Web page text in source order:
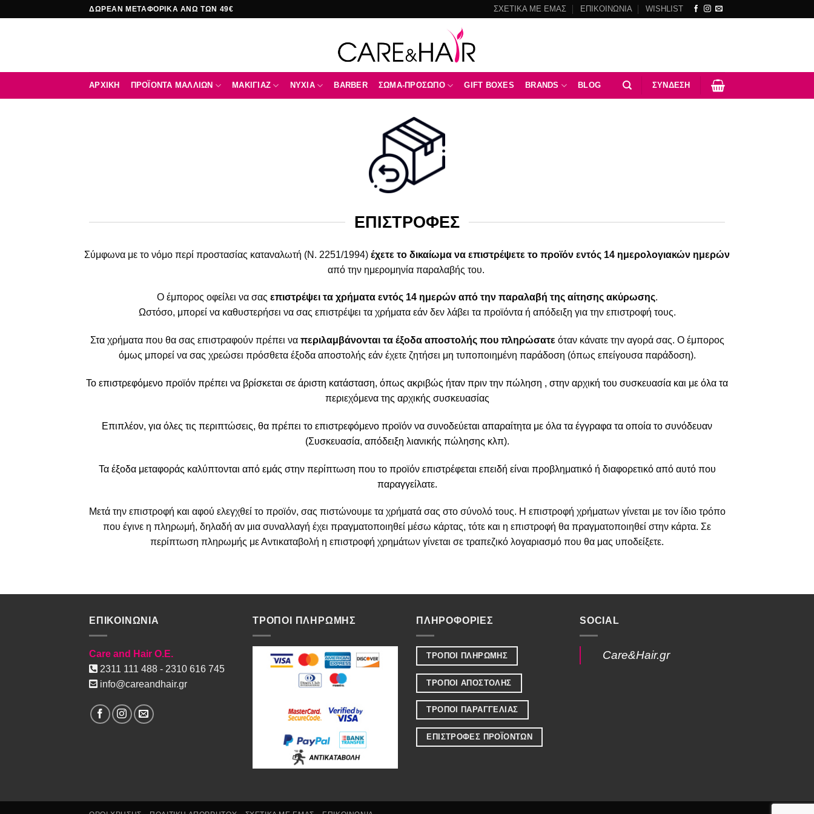
ΔΩΡΕΑΝ ΜΕΤΑΦΟΡΙΚΑ ΑΝΩ ΤΩΝ 49€ ΣΧΕΤΙΚΑ ΜΕ ΕΜΑΣ ΕΠΙΚΟΙΝΩΝΙΑ WISHLIST
ΑΡΧΙΚΉ ΠΡΟΪΟΝΤΑ ΜΑΛΛΙΩΝ ΜΑΚΙΓΙΑΖ NYXIA BARBER ΣΩΜΑ-ΠΡΟΣΩΠΟ GIFT BOXES BRANDS BLOG ΣΎΝΔΕΣΗ
ΕΠΙΣΤΡΟΦΕΣ
Σύμφωνα με το νόμο περί προστασίας καταναλωτή (Ν. 2251/1994) έχετε το δικαίωμα να επιστρέψετε το προϊόν εντός 14 ημερολογιακών ημερών
από την ημερομηνία παραλαβής του.
Ο έμπορος οφείλει να σας επιστρέψει τα χρήματα εντός 14 ημερών από την παραλαβή της αίτησης ακύρωσης.
Ωστόσο, μπορεί να καθυστερήσει να σας επιστρέψει τα χρήματα εάν δεν λάβει τα προϊόντα ή απόδειξη για την επιστροφή τους.
Στα χρήματα που θα σας επιστραφούν πρέπει να περιλαμβάνονται τα έξοδα αποστολής που πληρώσατεόταν κάνατε την αγορά σας. Ο έμπορος
όμως μπορεί να σας χρεώσει πρόσθετα έξοδα αποστολής εάν έχετε ζητήσει μη τυποποιημένη παράδοση (όπως επείγουσα παράδοση).
Το επιστρεφόμενο προϊόν πρέπει να βρίσκεται σε άριστη κατάσταση, όπως ακριβώς ήταν πριν την πώληση , στην αρχική του συσκευασία και με όλα τα
περιεχόμενα της αρχικής συσκευασίας
Επιπλέον, για όλες τις περιπτώσεις, θα πρέπει το επιστρεφόμενο προϊόν να συνοδεύεται απαραίτητα με όλα τα έγγραφα τα οποία το συνόδευαν
(Συσκευασία, απόδειξη λιανικής πώλησης κλπ).
Τα έξοδα μεταφοράς καλύπτονται από εμάς στην περίπτωση που το προϊόν επιστρέφεται επειδή είναι προβληματικό ή διαφορετικό από αυτό που
παραγγείλατε.
Μετά την επιστροφή και αφού ελεγχθεί το προϊόν, σας πιστώνουμε τα χρήματά σας στο σύνολό τους. H επιστροφή χρήματων γίνεται με τον ίδιο τρόπο
που έγινε η πληρωμή, δηλαδή αν μια συναλλαγή έχει πραγματοποιηθεί μέσω κάρτας, τότε και η επιστροφή θα πραγματοποιηθεί στην κάρτα. Σε
περίπτωση πληρωμής με Αντικαταβολή η επιστροφή χρημάτων γίνεται σε τραπεζικό λογαριασμό που θα μας υποδείξετε.
ΕΠΙΚΟΙΝΩΝΙΑ
Care and Hair O.E.
2311 111 488 - 2310 616 745
info@careandhair.gr
ΤΡΟΠΟΙ ΠΛΗΡΩΜΗΣ ΠΛΗΡΟΦΟΡΙΕΣ
ΤΡΟΠΟΙ ΠΛΗΡΩΜΗΣ
ΤΡΟΠΟΙ ΑΠΟΣΤΟΛΗΣ
ΤΡΟΠΟΙ ΠΑΡΑΓΓΕΛΙΑΣ
ΕΠΙΣΤΡΟΦΕΣ ΠΡΟΪΟΝΤΩΝ
SOCIAL
Care&Hair.gr